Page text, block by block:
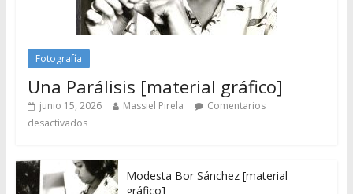
Fotografía
Una Parálisis [material gráfico]
junio 15, 2026 Massiel Pirela
Comentarios
desactivados
Modesta Bor Sánchez [material
gráfico]